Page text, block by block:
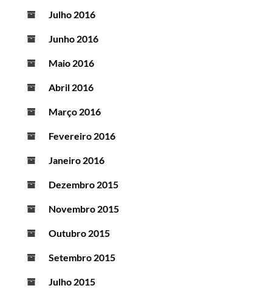
Julho 2016
Junho 2016
Maio 2016
Abril 2016
Março 2016
Fevereiro 2016
Janeiro 2016
Dezembro 2015
Novembro 2015
Outubro 2015
Setembro 2015
Julho 2015